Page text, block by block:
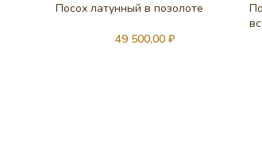
Посох латунный в позолоте
49 500,00 ₽